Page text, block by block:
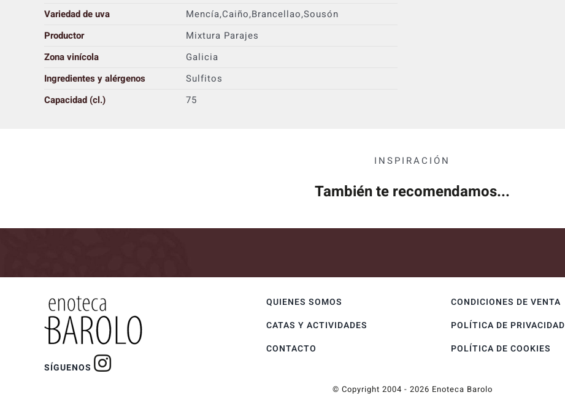
Variedad de uva
Mencía,Caiño,Brancellao,Sousón
Productor
Mixtura Parajes
Zona vinícola
Galicia
Ingredientes y alérgenos
Sulfitos
Capacidad (cl.)
75
INSPIRACIÓN
También te recomendamos...
SÍGUENOS
QUIENES SOMOS
CATAS Y ACTIVIDADES
CONTACTO
CONDICIONES DE VENTA
POLÍTICA DE PRIVACIDAD
POLÍTICA DE COOKIES
© Copyright 2004 - 2026 Enoteca Barolo